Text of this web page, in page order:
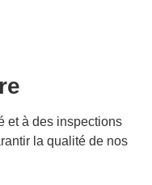
et à des inspections
la qualité de nos